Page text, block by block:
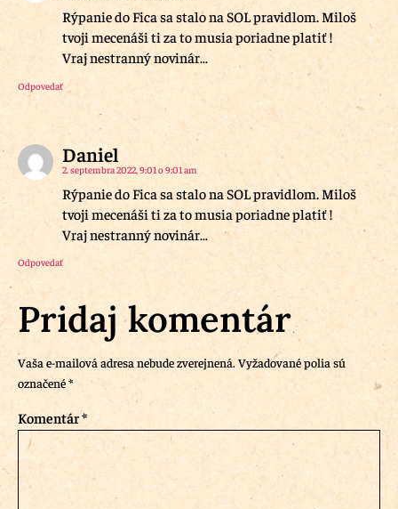
Rýpanie do Fica sa stalo na SOL pravidlom. Miloš
tvoji mecenáši ti za to musia poriadne platiť !
Vraj nestranný novinár…
Odpovedať
Daniel
2. septembra 2022, 9:01 o 9:01 am
Rýpanie do Fica sa stalo na SOL pravidlom. Miloš
tvoji mecenáši ti za to musia poriadne platiť !
Vraj nestranný novinár…
Odpovedať
Pridaj komentár
Vaša e-mailová adresa nebude zverejnená. Vyžadované polia sú
označené*
Komentár*